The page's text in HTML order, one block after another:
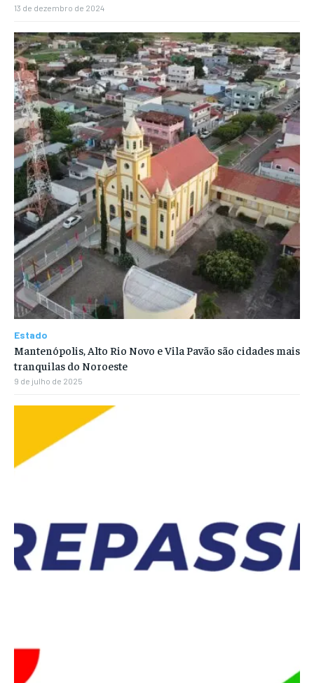
13 de dezembro de 2024
Estado
Mantenópolis, Alto Rio Novo e Vila Pavão são cidades mais
tranquilas do Noroeste
9 de julho de 2025